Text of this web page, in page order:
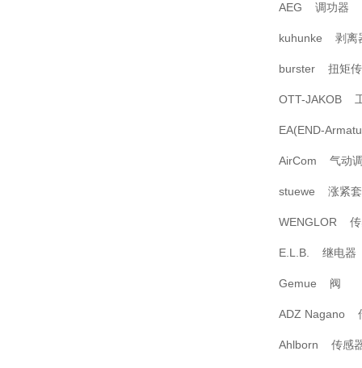
AEG 调功器
kuhunke 剥离
burster 扭矩传
OTT-JAKOB
EA(END-
AirCom 气动
stuewe 涨紧套
WENGLOR 传
E.L.B. 继电器
Gemue 阀
ADZ Nagano
Ahlborn 传感